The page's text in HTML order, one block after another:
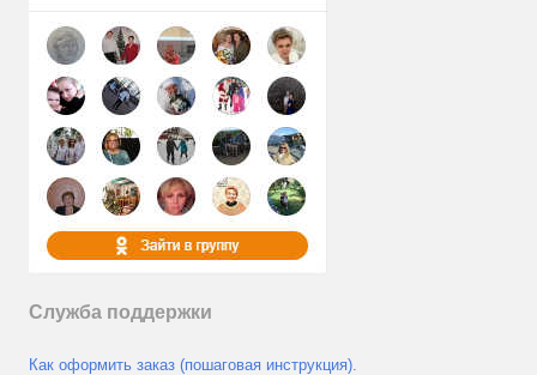
Служба поддержки
Как оформить заказ (пошаговая инструкция).